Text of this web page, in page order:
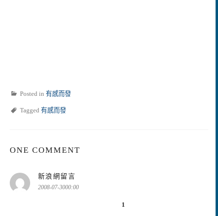
Posted in 有感而發
Tagged 有感而發
ONE COMMENT
新浪網留言
示:
2008-07-3000:00
1